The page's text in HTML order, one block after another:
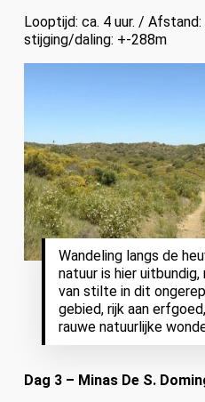
Looptijd: ca. 4 uur. /
stijging/daling: +-288m
Wandeling langs de
natuur is hier
van stilte in dit
gebied, rijk aan
rauwe natuurlijke
Dag 3 – Minas De S.